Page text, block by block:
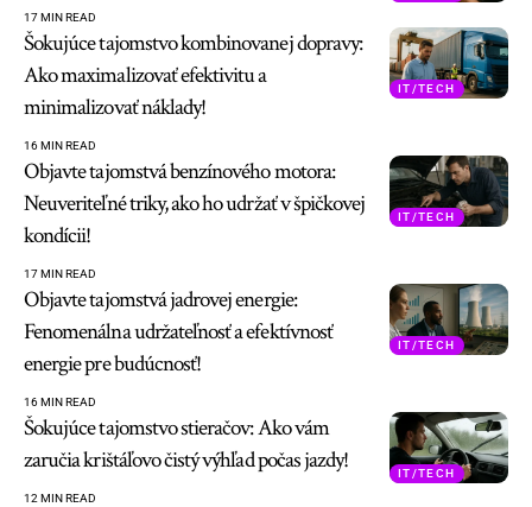
17 MIN READ
IT/TECH
Šokujúce tajomstvo kombinovanej dopravy:
Ako maximalizovať efektivitu a
minimalizovať náklady!
16 MIN READ
IT/TECH
Objavte tajomstvá benzínového motora:
Neuveriteľné triky, ako ho udržať v špičkovej
kondícii!
17 MIN READ
IT/TECH
Objavte tajomstvá jadrovej energie:
Fenomenálna udržateľnosť a efektívnosť
energie pre budúcnosť!
16 MIN READ
IT/TECH
Šokujúce tajomstvo stieračov: Ako vám
zaručia krištáľovo čistý výhľad počas jazdy!
12 MIN READ